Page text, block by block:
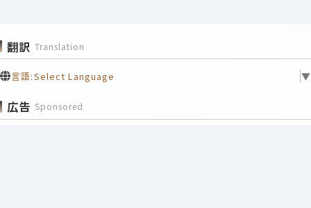
翻訳 Translation
言語:Select Language ▼
広告 Sponsored